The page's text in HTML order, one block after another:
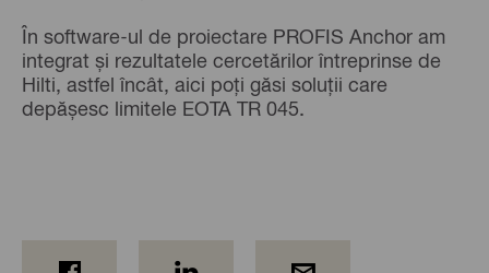
În software-ul de proiectare PROFIS Anchor am
integrat și rezultatele cercetărilor întreprinse de
Hilti, astfel încât, aici poți găsi soluții care
depășesc limitele EOTA TR 045.